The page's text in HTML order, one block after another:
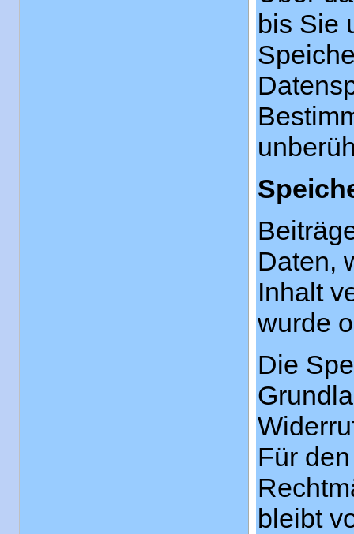
bis Sie
Daten,
Inhalt
wurde
Die
Für
bleibt